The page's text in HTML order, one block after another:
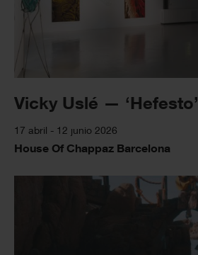
Vicky Uslé — ‘Hefesto’
17 abril - 12 junio 2026
House Of Chappaz Barcelona